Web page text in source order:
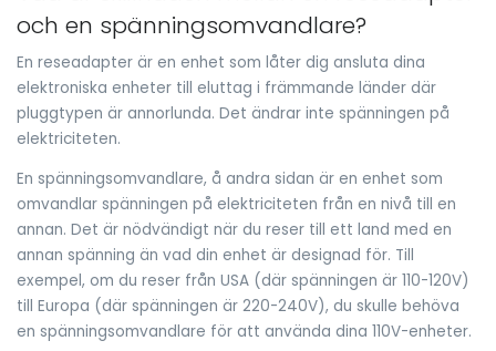
och en spänningsomvandlare?
En reseadapter är en enhet som låter dig ansluta dina
elektroniska enheter till eluttag i främmande länder där
pluggtypen är annorlunda. Det ändrar inte spänningen på
elektriciteten.
En spänningsomvandlare, å andra sidan är en enhet som
omvandlar spänningen på elektriciteten från en nivå till en
annan. Det är nödvändigt när du reser till ett land med en
annan spänning än vad din enhet är designad för. Till
exempel, om du reser från USA (där spänningen är 110-120V)
till Europa (där spänningen är 220-240V), du skulle behöva
en spänningsomvandlare för att använda dina 110V-enheter.